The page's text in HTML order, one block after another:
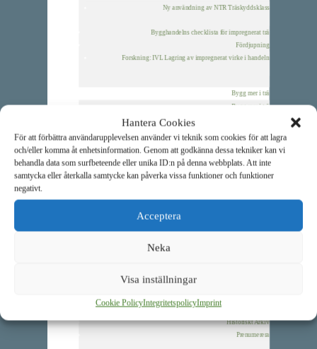
Hantera Cookies
För att förbättra användarupplevelsen använder vi teknik som cookies för att lagra
och/eller komma åt enhetsinformation. Genom att godkänna dessa tekniker kan vi
behandla data som surfbeteende eller unika ID:n på denna webbplats. Att inte
samtycka eller återkalla samtycke kan påverka vissa funktioner och funktioner
negativt.
Acceptera
Neka
Visa inställningar
Cookie PolicyIntegritetspolicyImprint
Ny användning av NTR Träskyddsklass
Bygghandelns checklista för impregnerat trä
Fördjupning
Forskning: IVL Lagring av impregnerat virke i handeln
Bygg mer i trä
Bygg mer i trä
Träskyddspriset 2025
Träskyddspriset 2024
Träskyddspriset 2023
Inspirationsbilder
Historiskt Arkiv
Prenumerera